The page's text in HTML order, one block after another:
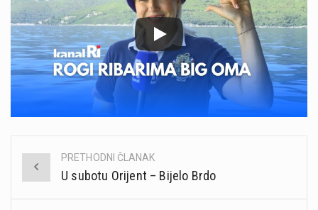
Post
PRETHODNI ČLANAK
U subotu Orijent – Bijelo Brdo